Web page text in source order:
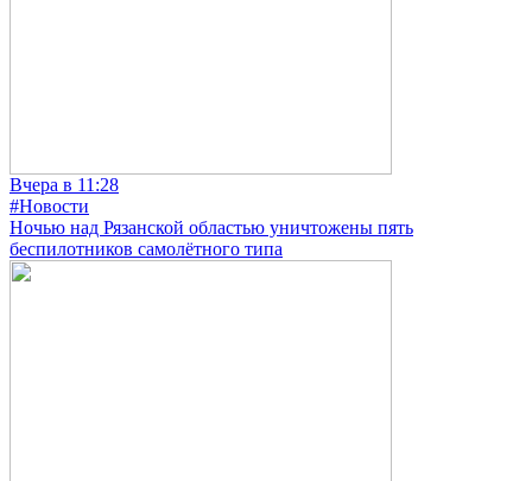
Вчера в 11:28
#Новости
Ночью над Рязанской областью уничтожены пять
беспилотников самолётного типа